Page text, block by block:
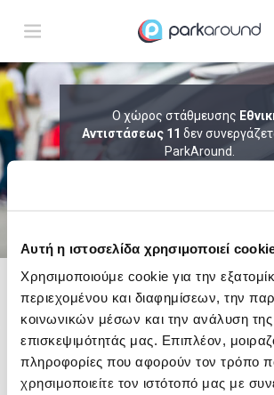
Αυτή η ιστοσελίδα χρησιμοποιεί
Χρησιμοποιούμε cookie για την
περιεχομένου και διαφημίσεων, την
κοινωνικών μέσων και την ανάλυση της
επισκεψιμότητάς μας. Επιπλέον,
πληροφορίες που αφορούν τον τρόπο
χρησιμοποιείτε τον ιστότοπό μας με
Ο χώρος στάθμευσης
Αντιστάσεως 11 δεν
ParkAround.
ΤΟ PARKAROUND ΕΠΕΚΤΕΙΝΕΙ
Δες τώρα τα parking στο χάρτη
καιαπόσταση
ΑΠΟΤΕΛΕΣΜΑΤΑ ΓΙΑ:
ΑΦΙΞΗ Πεμ 06 Αυγ 15:30